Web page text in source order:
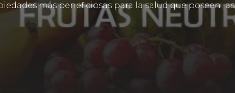
más beneficiosas para la salud que poseen